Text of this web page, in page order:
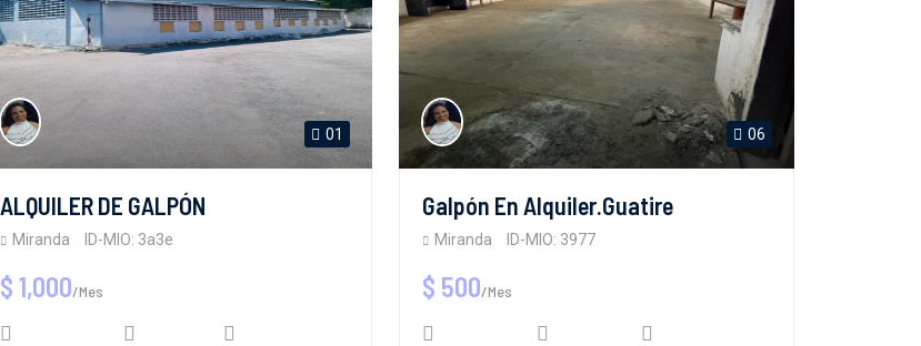
01
ALQUILER DE GALPÓN
Miranda ID-MIO: 3a3e
$ 1,000/Mes
06
Galpón En Alquiler.Guatire
Miranda ID-MIO: 3977
$ 500/Mes